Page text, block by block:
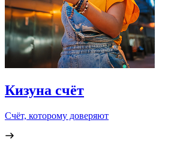
Кизуна счёт
Счёт, которому доверяют